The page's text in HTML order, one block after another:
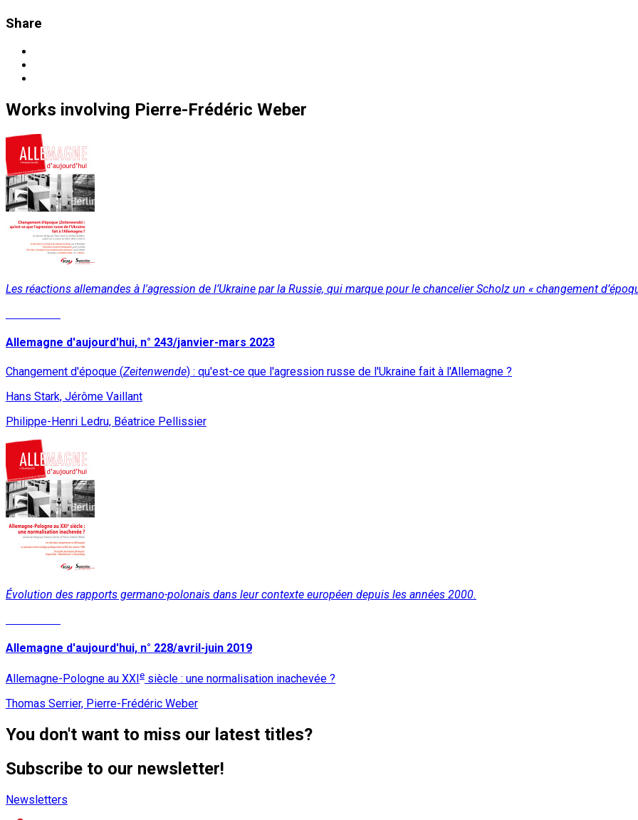
Share
Works involving Pierre-Frédéric Weber
Les réactions allemandes à l'agression de l’Ukraine par la Russie, qui marque pour le chancelier Scholz un « changement
Allemagne d'aujourd'hui, n° 243/janvier-mars 2023
Changement d'époque (Zeitenwende) : qu'est-ce que l'agression russe de l'Ukraine fait à l'Allemagne ?
Hans Stark, Jérôme Vaillant
Philippe-Henri Ledru, Béatrice Pellissier
Évolution des rapports germano-polonais dans leur contexte européen depuis les années 2000.
Allemagne d'aujourd'hui, n° 228/avril-juin 2019
Allemagne-Pologne au XXI e siècle : une normalisation inachevée ?
Thomas Serrier, Pierre-Frédéric Weber
You don't want to miss our latest titles?
Subscribe to our newsletter!
Newsletters